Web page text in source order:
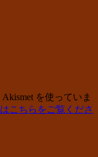
を使っていま
こちらをご覧くださ